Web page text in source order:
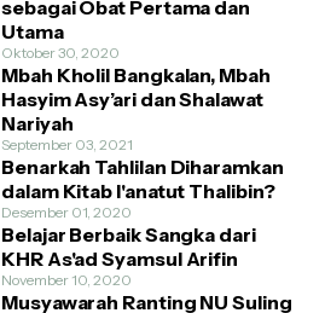
sebagai Obat Pertama dan
Utama
Oktober 30, 2020
Mbah Kholil Bangkalan, Mbah
Hasyim Asy’ari dan Shalawat
Nariyah
September 03, 2021
Benarkah Tahlilan Diharamkan
dalam Kitab I'anatut Thalibin?
Desember 01, 2020
Belajar Berbaik Sangka dari
KHR As'ad Syamsul Arifin
November 10, 2020
Musyawarah Ranting NU Suling